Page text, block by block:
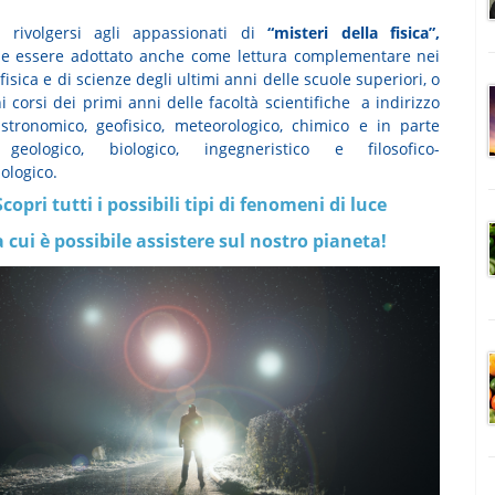
rivolgersi agli appassionati di“misteri della fisica”,
essere adottato anche come lettura complementare nei
e di scienze degli ultimi anni delle scuole superiori, o
corsi dei primi anni delle facoltà scientifiche a indirizzo
geofisico, meteorologico, chimico e in parte
biologico, ingegneristico e filosofico-
tutti i possibili tipi di fenomeni di luce
cui è possibile assistere sul nostro pianeta!